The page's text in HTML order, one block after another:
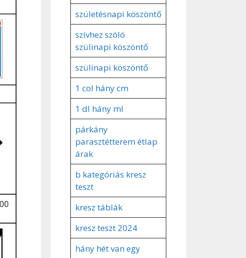
születésnapi köszöntő
szívhez szóló
szülinapi köszöntő
szülinapi köszöntő
1 col hány cm
1 dl hány ml
párkány
parasztétterem étlap
árak
b kategóriás kresz
teszt
kresz táblák
kresz teszt 2024
hány hét van egy